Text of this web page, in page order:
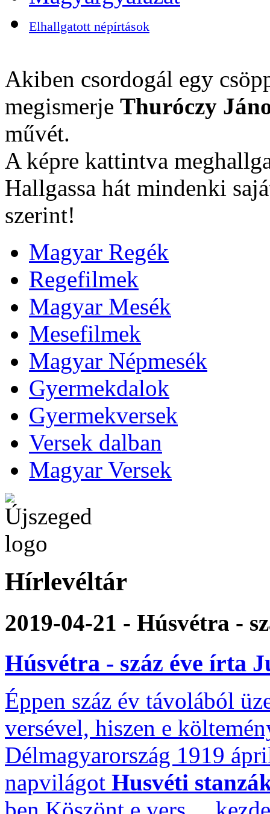
Elhallgatott népírtások
Akiben csordogál egy
megismerje Thuróczy
művét.
A képre kattintva
Hallgassa hát mindenki
szerint!
Magyar Regék
Regefilmek
Magyar Mesék
Mesefilmek
Magyar Népmesék
Gyermekdalok
Gyermekversek
Versek dalban
Magyar Versek
Hírlevéltár
2019-04-21 - Húsvétra -
Húsvétra - száz éve írta
Éppen száz év távolából
versével, hiszen e
Délmagyarország 1919
napvilágot Husvéti